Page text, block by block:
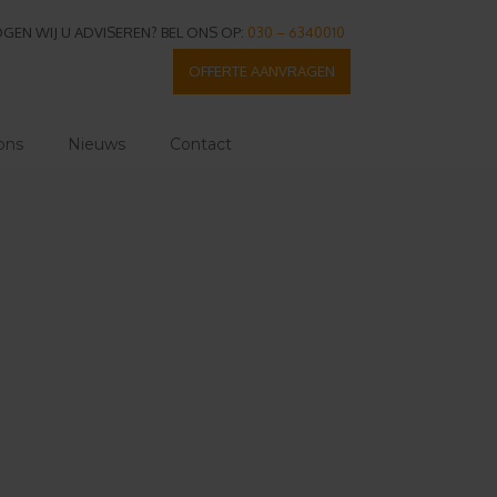
WIJ U ADVISEREN? BEL ONS OP: 030 – 6340010
OFFERTE AANVRAGEN
Nieuws Contact